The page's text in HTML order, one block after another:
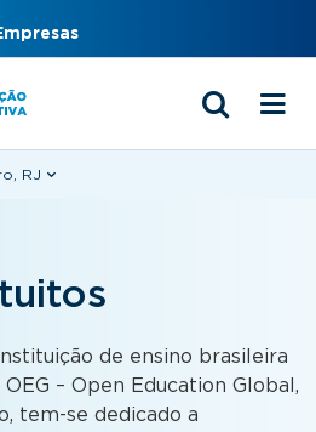
RJ
de ensino brasileira
– Open Education Global,
tem-se dedicado a